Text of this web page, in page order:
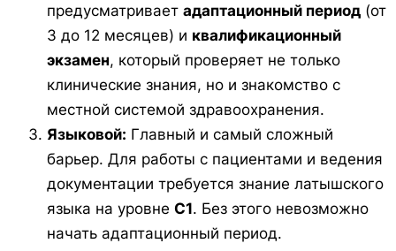
предусматривает адаптационный период (от
3 до 12 месяцев) и квалификационный
экзамен, который проверяет не только
клинические знания, но и знакомство с
местной системой здравоохранения.
Языковой: Главный и самый сложный
барьер. Для работы с пациентами и ведения
документации требуется знание латышского
языка на уровне C1. Без этого невозможно
начать адаптационный период.